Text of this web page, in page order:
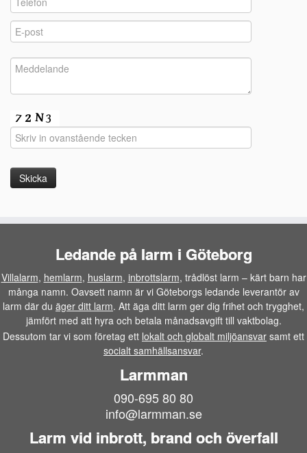
Ledande på larm i Göteborg
Villalarm, hemlarm, huslarm, inbrottslarm, trådlöst larm – kärt barn har
många namn. Oavsett namn är vi Göteborgs ledande leverantör av
larm där du äger ditt larm. Att äga ditt larm ger dig frihet och trygghet,
jämfört med att hyra och betala månadsavgift till vaktbolag.
Dessutom tar vi som företag ett lokalt och globalt miljöansvar samt ett
socialt samhällsansvar.
Larmman
090-695 80 80
info@larmman.se
Larm vid inbrott, brand och överfall